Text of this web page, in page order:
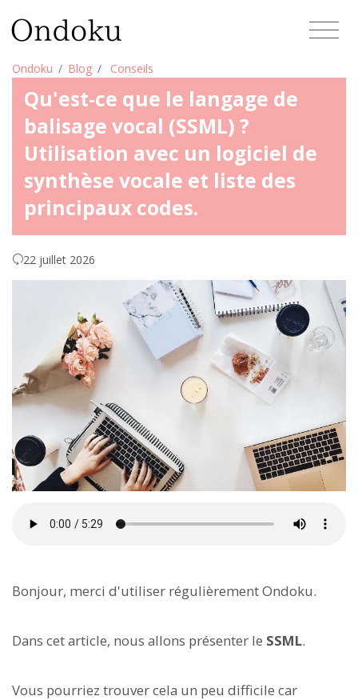
Ondoku Blog Conseils
Qu'est-ce que le langage de
balisage vocal (SSML) ?
Utilisation avec un logiciel de
synthèse vocale et liste des
principaux codes.
22 juillet 2026
Bonjour, merci d'utiliser régulièrement Ondoku.
Dans cet article, nous allons présenter le SSML.
Vous pourriez trouver cela un peu difficile car